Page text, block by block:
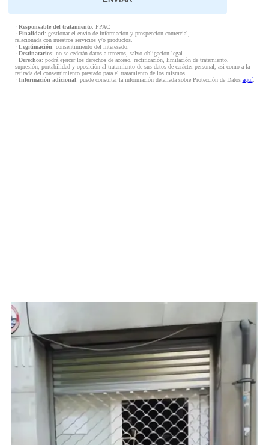
· Responsable del tratamiento: PPAC
· Finalidad: gestionar el envío de información y prospección comercial,
relacionada con nuestros servicios y/o productos.
· Legitimación: consentimiento del interesado.
· Destinatarios: no se cederán datos a terceros, salvo obligación legal.
· Derechos: podrá ejercer los derechos de acceso, rectificación, limitación de tratamiento,
supresión, portabilidad y oposición al tratamiento de sus datos de carácter personal, así como a la
retirada del consentimiento prestado para el tratamiento de los mismos.
· Información adicional: puede consultar la información detallada sobre Protección de Datos aquí.